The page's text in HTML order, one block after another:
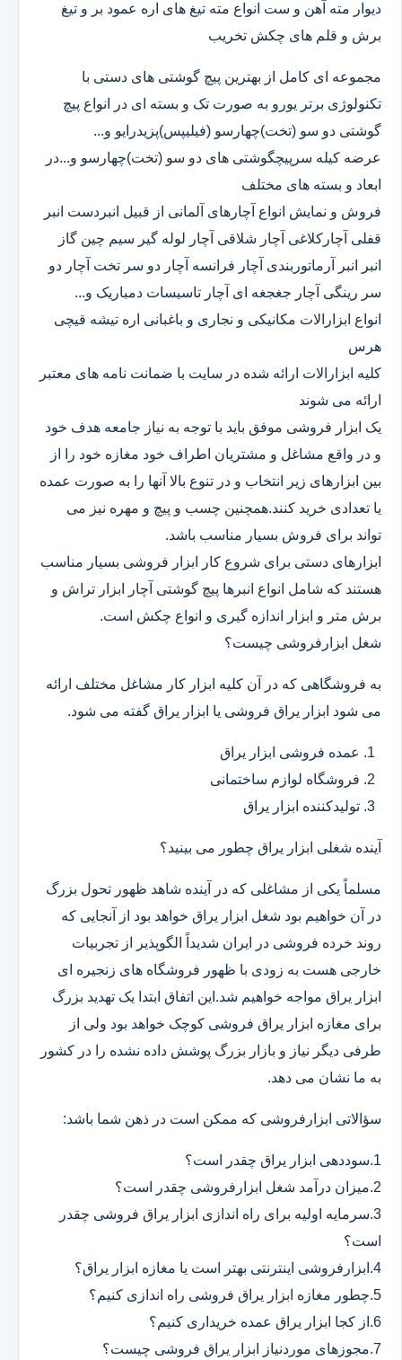
دیوار مته آهن و ست انواع مته تیغ های اره عمود بر و تیغ
برش و قلم های چکش تخریب
مجموعه ای کامل از بهترین پیچ گوشتی های دستی با
تکنولوژی برتر یورو به صورت تک و بسته ای در انواع پیچ
گوشتی دو سو (تخت)چهارسو (فیلیپس)پزیدرایو و...
عرضه کیله سرپیچگوشتی های دو سو (تخت)چهارسو و...در
ابعاد و بسته های مختلف
فروش و نمایش انواع آچارهای آلمانی از قبیل انبردست انبر
قفلی آچارکلاغی آچار شلاقی آچار لوله گیر سیم چین گاز
انبر انبر آرماتوربندی آچار فرانسه آچار دو سر تخت آچار دو
سر رینگی آچار جغجغه ای آچار تاسیسات دمباریک و...
انواع ابزارالات مکانیکی و نجاری و باغبانی اره تیشه قیچی
هرس
کلیه ابزارالات ارائه شده در سایت با ضمانت نامه های معتبر
ارائه می شوند
یک ابزار فروشی موفق باید با توجه به نیاز جامعه هدف خود
و در واقع مشاغل و مشتریان اطراف خود مغازه خود را از
بین ابزارهای زیر انتخاب و در تنوع بالا آنها را به صورت عمده
یا تعدادی خرید کنند.همچنین چسب و پیچ و مهره نیز می
تواند برای فروش بسیار مناسب باشد.
ابزارهای دستی برای شروع کار ابزار فروشی بسیار مناسب
هستند که شامل انواع انبرها پیچ گوشتی آچار ابزار تراش و
برش متر و ابزار اندازه گیری و انواع چکش است.
شغل ابزارفروشی چیست؟
به فروشگاهی که در آن کلیه ابزار کار مشاغل مختلف ارائه
می شود ابزار یراق فروشی یا ابزار یراق گفته می شود.
عمده فروشی ابزار یراق
فروشگاه لوازم ساختمانی
تولیدکننده ابزار یراق
آینده شغلی ابزار یراق چطور می بینید؟
مسلماً یکی از مشاغلی که در آینده شاهد ظهور تحول بزرگ
در آن خواهیم بود شغل ابزار یراق خواهد بود از آنجایی که
روند خرده فروشی در ایران شدیداً الگوپذیر از تجربیات
خارجی هست به زودی با ظهور فروشگاه های زنجیره ای
ابزار یراق مواجه خواهیم شد.این اتفاق ابتدا یک تهدید بزرگ
برای مغازه ابزار یراق فروشی کوچک خواهد بود ولی از
طرفی دیگر نیاز و بازار بزرگ پوشش داده نشده را در کشور
به ما نشان می دهد.
سؤالاتی ابزارفروشی که ممکن است در ذهن شما باشد:
1.سوددهی ابزار یراق چقدر است؟
2.میزان درآمد شغل ابزارفروشی چقدر است؟
3.سرمایه اولیه برای راه اندازی ابزار یراق فروشی چقدر
است؟
4.ابزارفروشی اینترنتی بهتر است یا مغازه ابزار یراق؟
5.چطور مغازه ابزار یراق فروشی راه اندازی کنیم؟
6.از کجا ابزار یراق عمده خریداری کنیم؟
7.مجوزهای موردنیاز ابزار یراق فروشی چیست؟